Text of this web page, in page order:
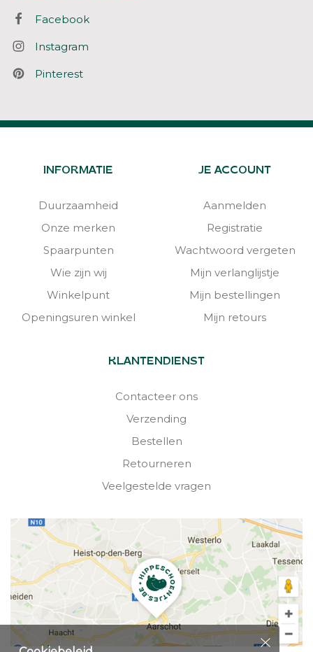
Facebook
Instagram
Pinterest
INFORMATIE
Duurzaamheid
Onze merken
Spaarpunten
Wie zijn wij
Winkelpunt
Openingsuren winkel
JE ACCOUNT
Aanmelden
Registratie
Wachtwoord vergeten
Mijn verlanglijstje
Mijn bestellingen
Mijn retours
KLANTENDIENST
Contacteer ons
Verzending
Bestellen
Retourneren
Veelgestelde vragen